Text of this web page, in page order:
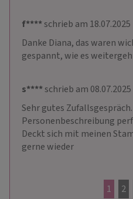
f****schrieb am 18.07.2025
Danke Diana, das waren
gespannt, wie es
s****schrieb am 08.07.2025
Sehr gutes
Personenbeschreibung
Deckt sich mit meinen
gerne wieder
1 2